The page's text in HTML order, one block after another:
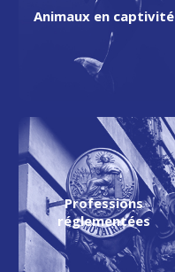
Animaux en captivité
Professions
réglementées